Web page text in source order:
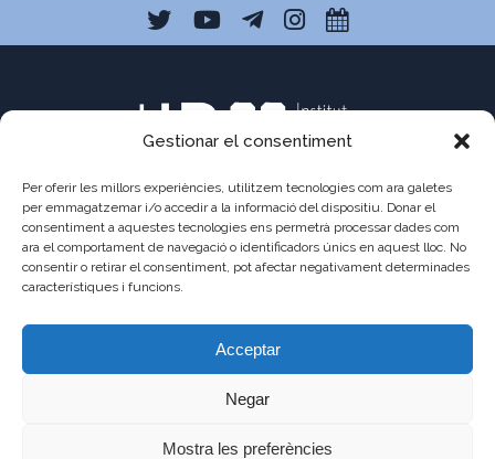
Gestionar el consentiment
Per oferir les millors experiències, utilitzem tecnologies com ara galetes
per emmagatzemar i/o accedir a la informació del dispositiu. Donar el
consentiment a aquestes tecnologies ens permetrà processar dades com
ara el comportament de navegació o identificadors únics en aquest lloc. No
consentir o retirar el consentiment, pot afectar negativament determinades
característiques i funcions.
Acceptar
Negar
Mostra les preferències
C/ Pau Claris 121
08009 Barcelona
93 487 03 01